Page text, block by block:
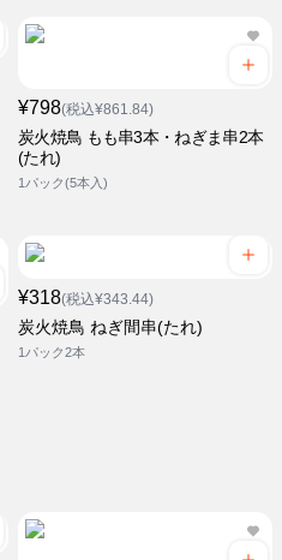
¥798(税込¥861.84)
炭火焼鳥 もも串3本・ねぎま串2本
(たれ)
1パック(5本入)
¥318(税込¥343.44)
炭火焼鳥 ねぎ間串(たれ)
1パック2本